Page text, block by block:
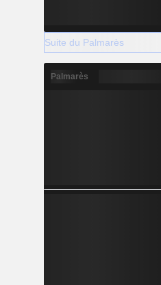
Suite du Palmarès
Palmarès